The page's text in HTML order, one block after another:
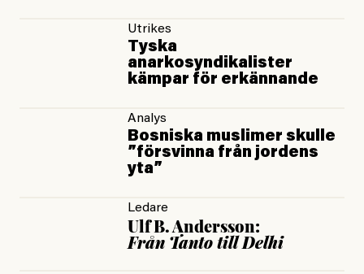
Utrikes
Tyska
anarkosyndikalister
kämpar för erkännande
Analys
Bosniska muslimer skulle
”försvinna från jordens
yta”
Ledare
Ulf B. Andersson:
Från Tanto till Delhi